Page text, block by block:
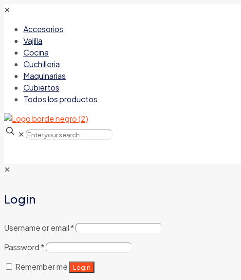
✕
Accesorios
Vajilla
Cocina
Cuchilleria
Maquinarias
Cubiertos
Todos los productos
✕
✕
Login
Username or email*
Password*
Remember me
Login